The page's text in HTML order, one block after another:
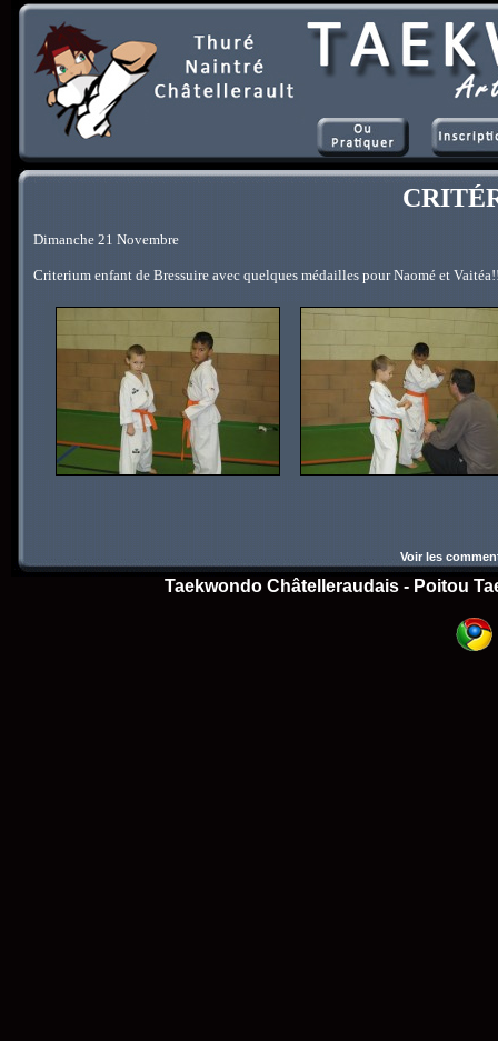
Dimanche 21 Novembre
Criterium enfant de Bressuire avec quelques médailles pour Naomé et
Voir les
Taekwondo Châtelleraudais - Poitou